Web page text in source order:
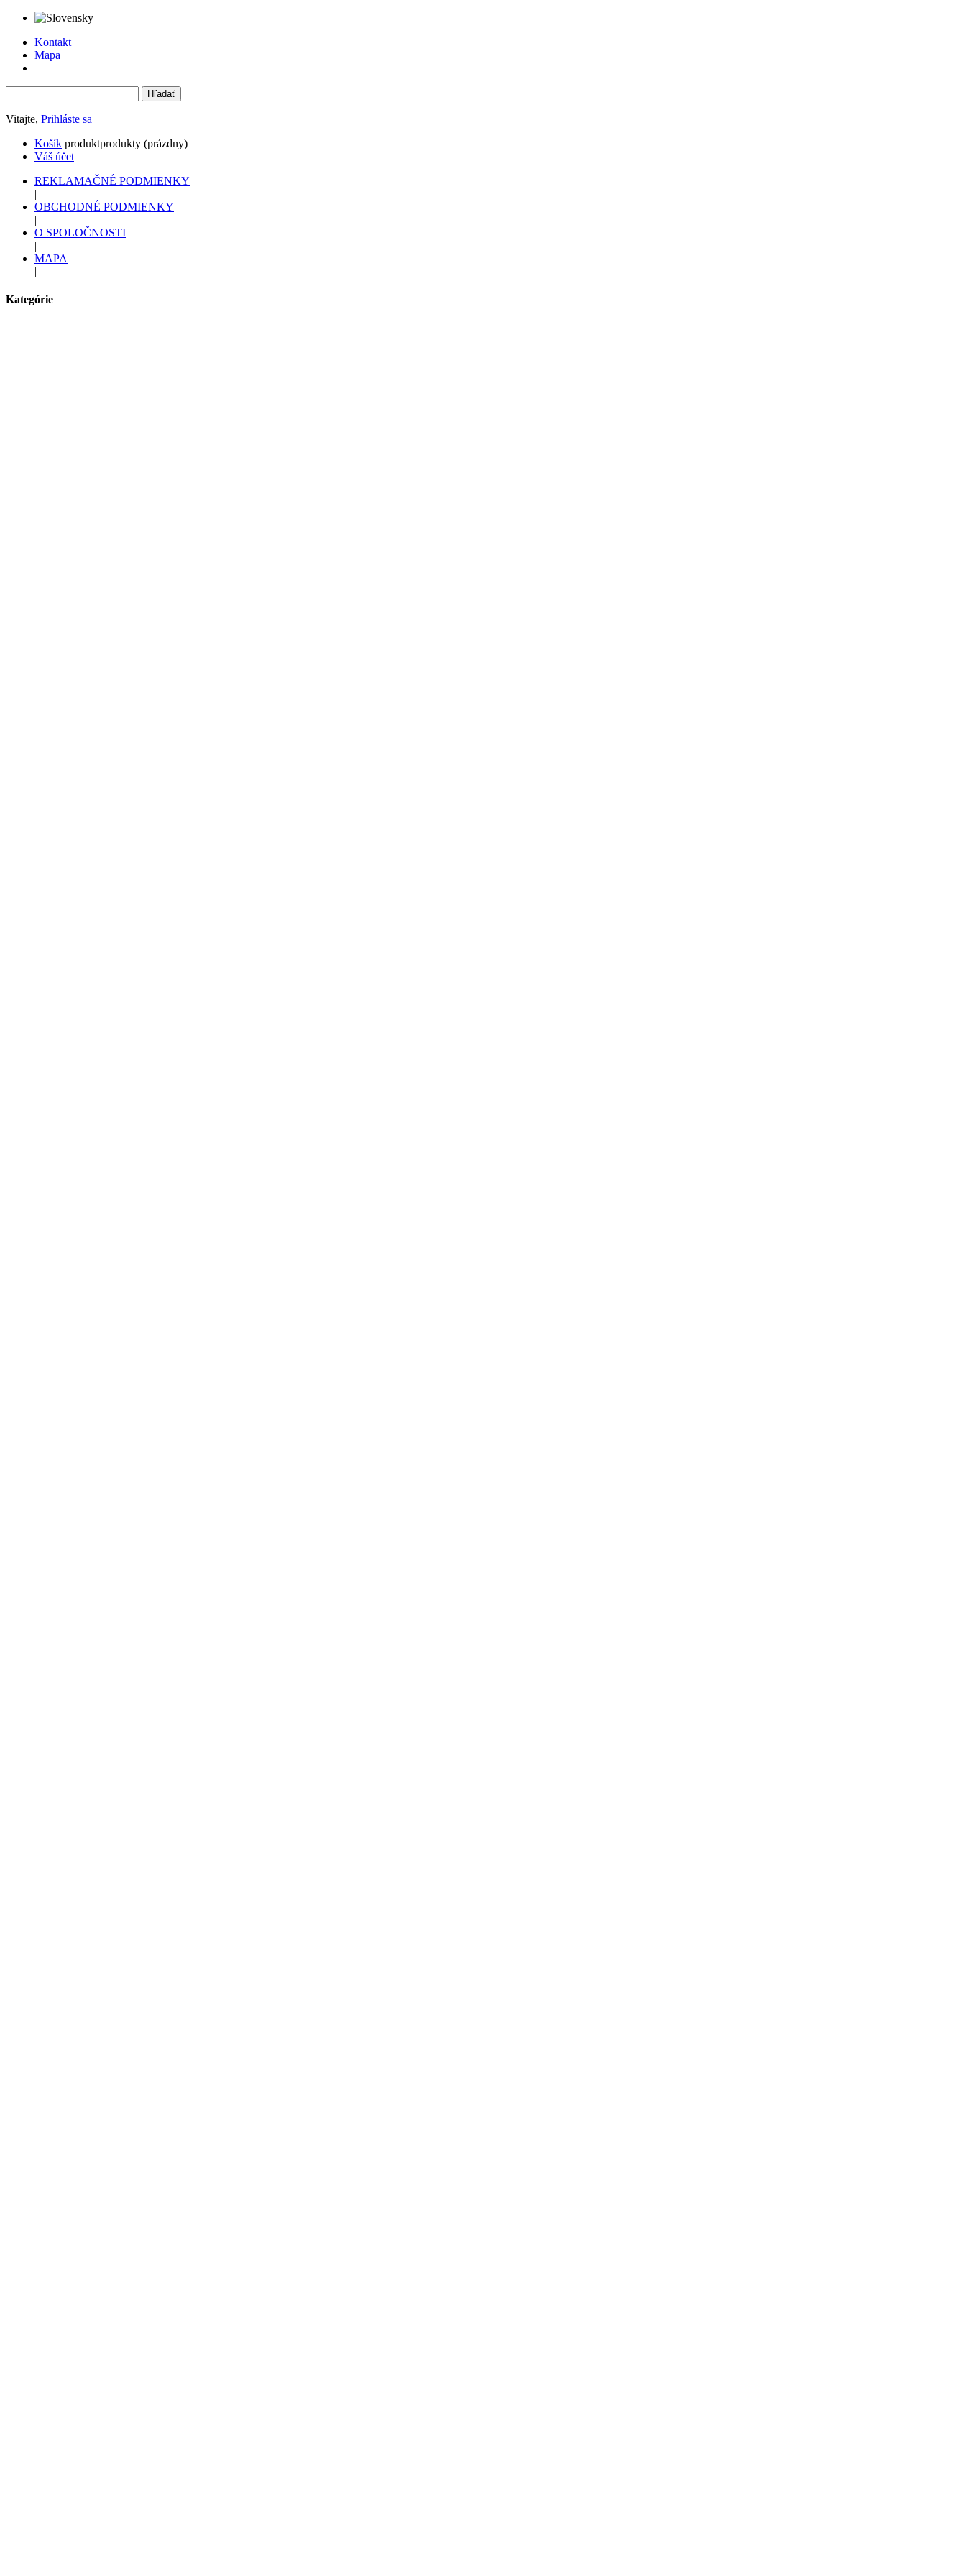
Kontakt
Mapa
Vitajte, Prihláste sa
Košík produktprodukty (prázdny)
Váš účet
REKLAMAČNÉ PODMIENKY
|
OBCHODNÉ PODMIENKY
|
O SPOLOČNOSTI
|
MAPA
|
Kategórie